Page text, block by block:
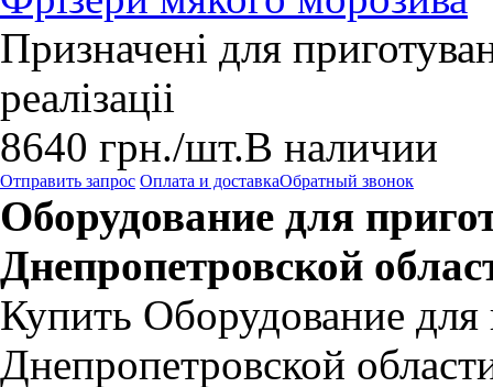
Призначені для
реалізаціі
8640 грн./шт.В наличии
Отправить запрос Оплата и доставкаОбратный звонок
Оборудование для
Днепропетровской
Купить Оборудование
Днепропетровской